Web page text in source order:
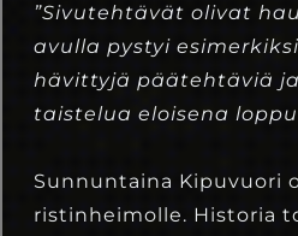
”Sivutehtävät olivat
avulla pystyi
hävittyjä päätehtäviä
taistelua eloisena
Sunnuntaina Kipuvuori
ristinheimolle. Historia